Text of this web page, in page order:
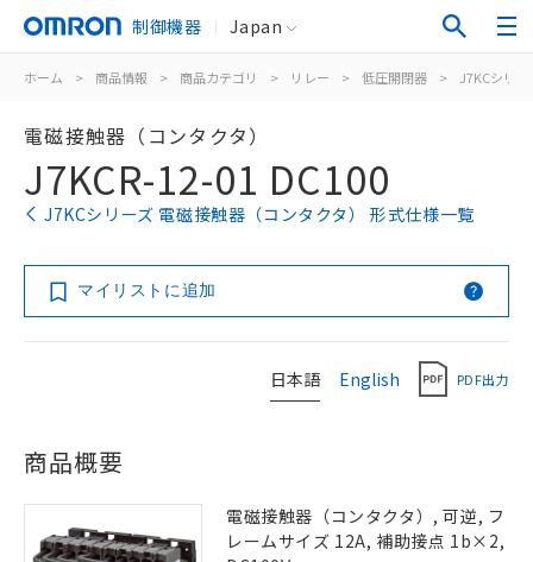
制御機器 Japan
ホーム > 商品情報 > 商品カテゴリ > リレー > 低圧開閉器 > J7KCシリー
電磁接触器（コンタクタ）
J7KCR-12-01 DC100
J7KCシリーズ 電磁接触器（コンタクタ） 形式仕様一覧
マイリストに追加
日本語 English PDF出力
商品概要
電磁接触器（コンタクタ）, 可逆, フ
レームサイズ 12A, 補助接点 1b×2,